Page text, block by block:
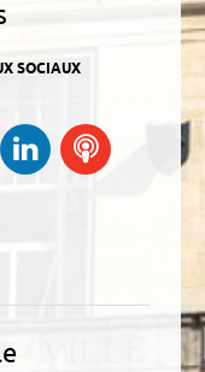
SOCIAUX
Twitter
sur YouTube
Suivez-nous sur
Instagram
Retrouvez-
nous sur
Ecoutez